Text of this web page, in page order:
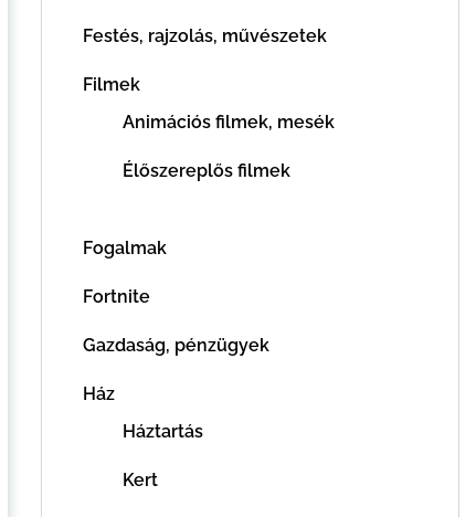
Festés, rajzolás, művészetek
Filmek
Animációs filmek, mesék
Élőszereplős filmek
Fogalmak
Fortnite
Gazdaság, pénzügyek
Ház
Háztartás
Kert